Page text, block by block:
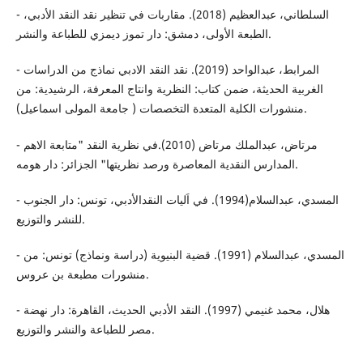
- السلطاني، عبدالعظيم (2018). مقاربات في تنظير نقد النقد الأدبي،
الطبعة الأولى، دمشق: دار تموز ديمزي للطباعة والنشر.
- المرابط، عبدالواحد (2019). نقد النقد الادبي نماذج من الدراسات
الغربية الحديثة، ضمن كتاب: النظرية وانتاج المعرفة، الرشيدية: من
منشورات الكلية المتعدة التخصصات ( جامعة المولى اسماعيل).
- مرتاض، عبدالملك مرتاض (2010).في نظرية النقد "متابعة الاهم
المدارس النقدية المعاصرة ورصد نظريتها" الجزائر: دار هومه.
- المسدي، عبدالسلام(1994). في اَليات النقدالأدبي، تونس: دار الجنوب
للنشر والتوزيع.
- المسدي، عبدالسلام (1991). قضية البنيوية (دراسة ونماذج) تونس: من
منشورات مطبعة بن عروس.
- هلال، محمد غنيمي (1997). النقد الأدبي الحديث، القاهرة: دار نهضة
مصر للطباعة والنشر والتوزيع.